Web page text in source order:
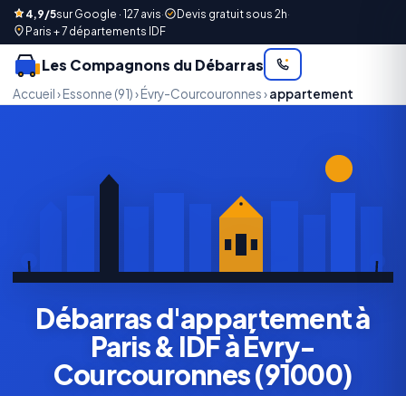
4,9/5sur Google · 127 avis· Devis gratuit sous 2h·
Paris + 7 départements IDF
Les Compagnons du Débarras
Accueil› Essonne (91)› Évry-Courcouronnes› appartement
Débarras d'appartement à
Paris & IDF à Évry-
Courcouronnes (91000)